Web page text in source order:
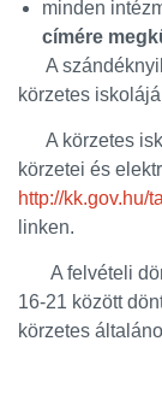
minden
címére
A
körzetes
A körzetes
körzetei és
http://kk.gov.hu/
linken.
A felvételi
16-21 között
körzetes